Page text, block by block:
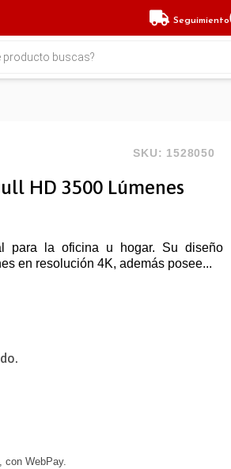
Seguimiento
SKU: 1528050
HD 3500 Lúmenes
para la oficina u hogar. Su diseño
en resolución 4K, además posee...
con WebPay.